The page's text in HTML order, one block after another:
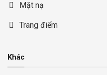
Mặt nạ
Trang điểm
Khác